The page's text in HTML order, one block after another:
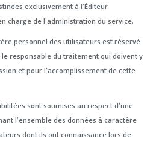
exclusivement à l’Éditeur
charge de l’administration du service.
personnel des utilisateurs est réservé
responsable du traitement qui doivent y
et pour l’accomplissement de cette
sont soumises au respect d’une
l’ensemble des données à caractère
dont ils ont connaissance lors de